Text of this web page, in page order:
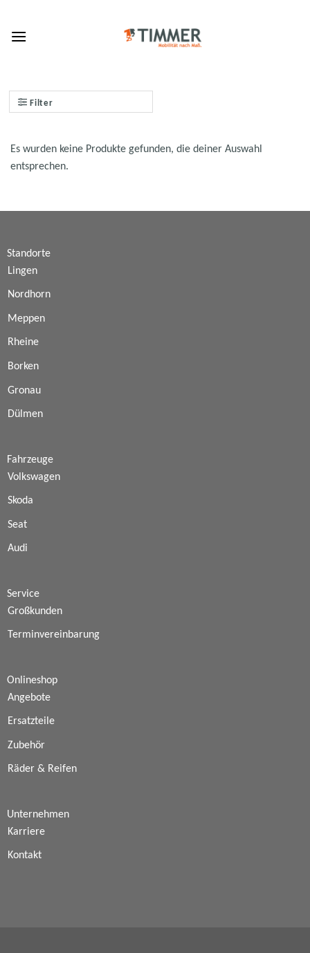
content
Filter
Es wurden keine Produkte gefunden, die deiner Auswahl
entsprechen.
Standorte
Lingen
Nordhorn
Meppen
Rheine
Borken
Gronau
Dülmen
Fahrzeuge
Volkswagen
Skoda
Seat
Audi
Service
Großkunden
Terminvereinbarung
Onlineshop
Angebote
Ersatzteile
Zubehör
Räder & Reifen
Unternehmen
Karriere
Kontakt